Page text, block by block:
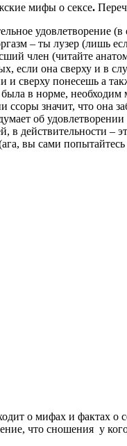
мифы о сексе.
удовлетворение (в
– ты лузер (лишь
член (читайте
если она сверху и в
и сверху понесешь а
в норме,
ссоры значит, что она
об
в действительности –
вы сами
о мифах и фактах о
что сношения у